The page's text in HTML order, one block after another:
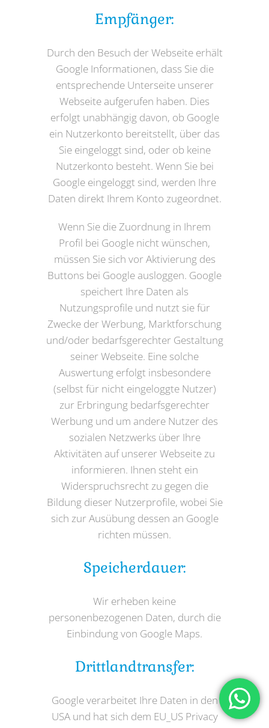
Empfänger:
Durch den Besuch der Webseite erhält
Google Informationen, dass Sie die
entsprechende Unterseite unserer
Webseite aufgerufen haben. Dies
erfolgt unabhängig davon, ob Google
ein Nutzerkonto bereitstellt, über das
Sie eingeloggt sind, oder ob keine
Nutzerkonto besteht. Wenn Sie bei
Google eingeloggt sind, werden Ihre
Daten direkt Ihrem Konto zugeordnet.
Wenn Sie die Zuordnung in Ihrem
Profil bei Google nicht wünschen,
müssen Sie sich vor Aktivierung des
Buttons bei Google ausloggen. Google
speichert Ihre Daten als
Nutzungsprofile und nutzt sie für
Zwecke der Werbung, Marktforschung
und/oder bedarfsgerechter Gestaltung
seiner Webseite. Eine solche
Auswertung erfolgt insbesondere
(selbst für nicht eingeloggte Nutzer)
zur Erbringung bedarfsgerechter
Werbung und um andere Nutzer des
sozialen Netzwerks über Ihre
Aktivitäten auf unserer Webseite zu
informieren. Ihnen steht ein
Widerspruchsrecht zu gegen die
Bildung dieser Nutzerprofile, wobei Sie
sich zur Ausübung dessen an Google
richten müssen.
Speicherdauer:
Wir erheben keine
personenbezogenen Daten, durch die
Einbindung von Google Maps.
Drittlandtransfer:
Google verarbeitet Ihre Daten in den
USA und hat sich dem EU_US Privacy